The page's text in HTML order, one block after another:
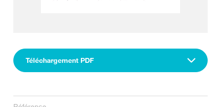
Téléchargement PDF